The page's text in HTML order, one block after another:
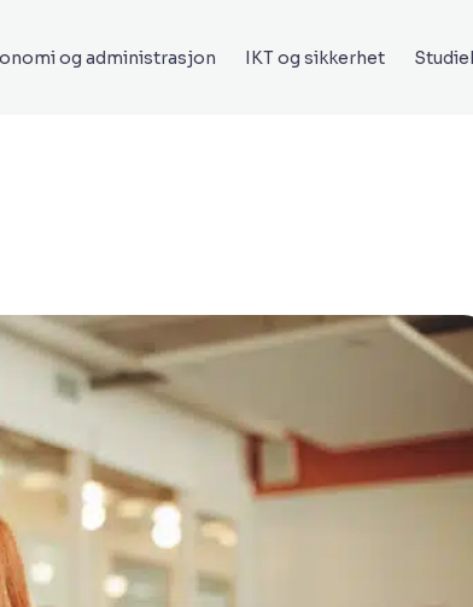
og administrasjon IKT og sikkerhet